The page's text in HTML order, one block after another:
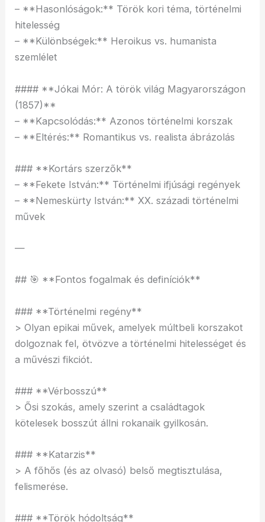
– **Hasonlóságok:** Török kori téma, történelmi
hitelesség
– **Különbségek:** Heroikus vs. humanista
szemlélet
#### **Jókai Mór: A török világ Magyarországon
(1857)**
– **Kapcsolódás:** Azonos történelmi korszak
– **Eltérés:** Romantikus vs. realista ábrázolás
### **Kortárs szerzők**
– **Fekete István:** Történelmi ifjúsági regények
– **Nemeskürty István:** XX. századi történelmi
művek
—
## 🎯 **Fontos fogalmak és definíciók**
### **Történelmi regény**
> Olyan epikai művek, amelyek múltbeli korszakot
dolgoznak fel, ötvözve a történelmi hitelességet és
a művészi fikciót.
### **Vérbosszú**
> Ősi szokás, amely szerint a családtagok
kötelesek bosszút állni rokanaik gyilkosán.
### **Katarzis**
> A főhős (és az olvasó) belső megtisztulása,
felismerése.
### **Török hódoltság**